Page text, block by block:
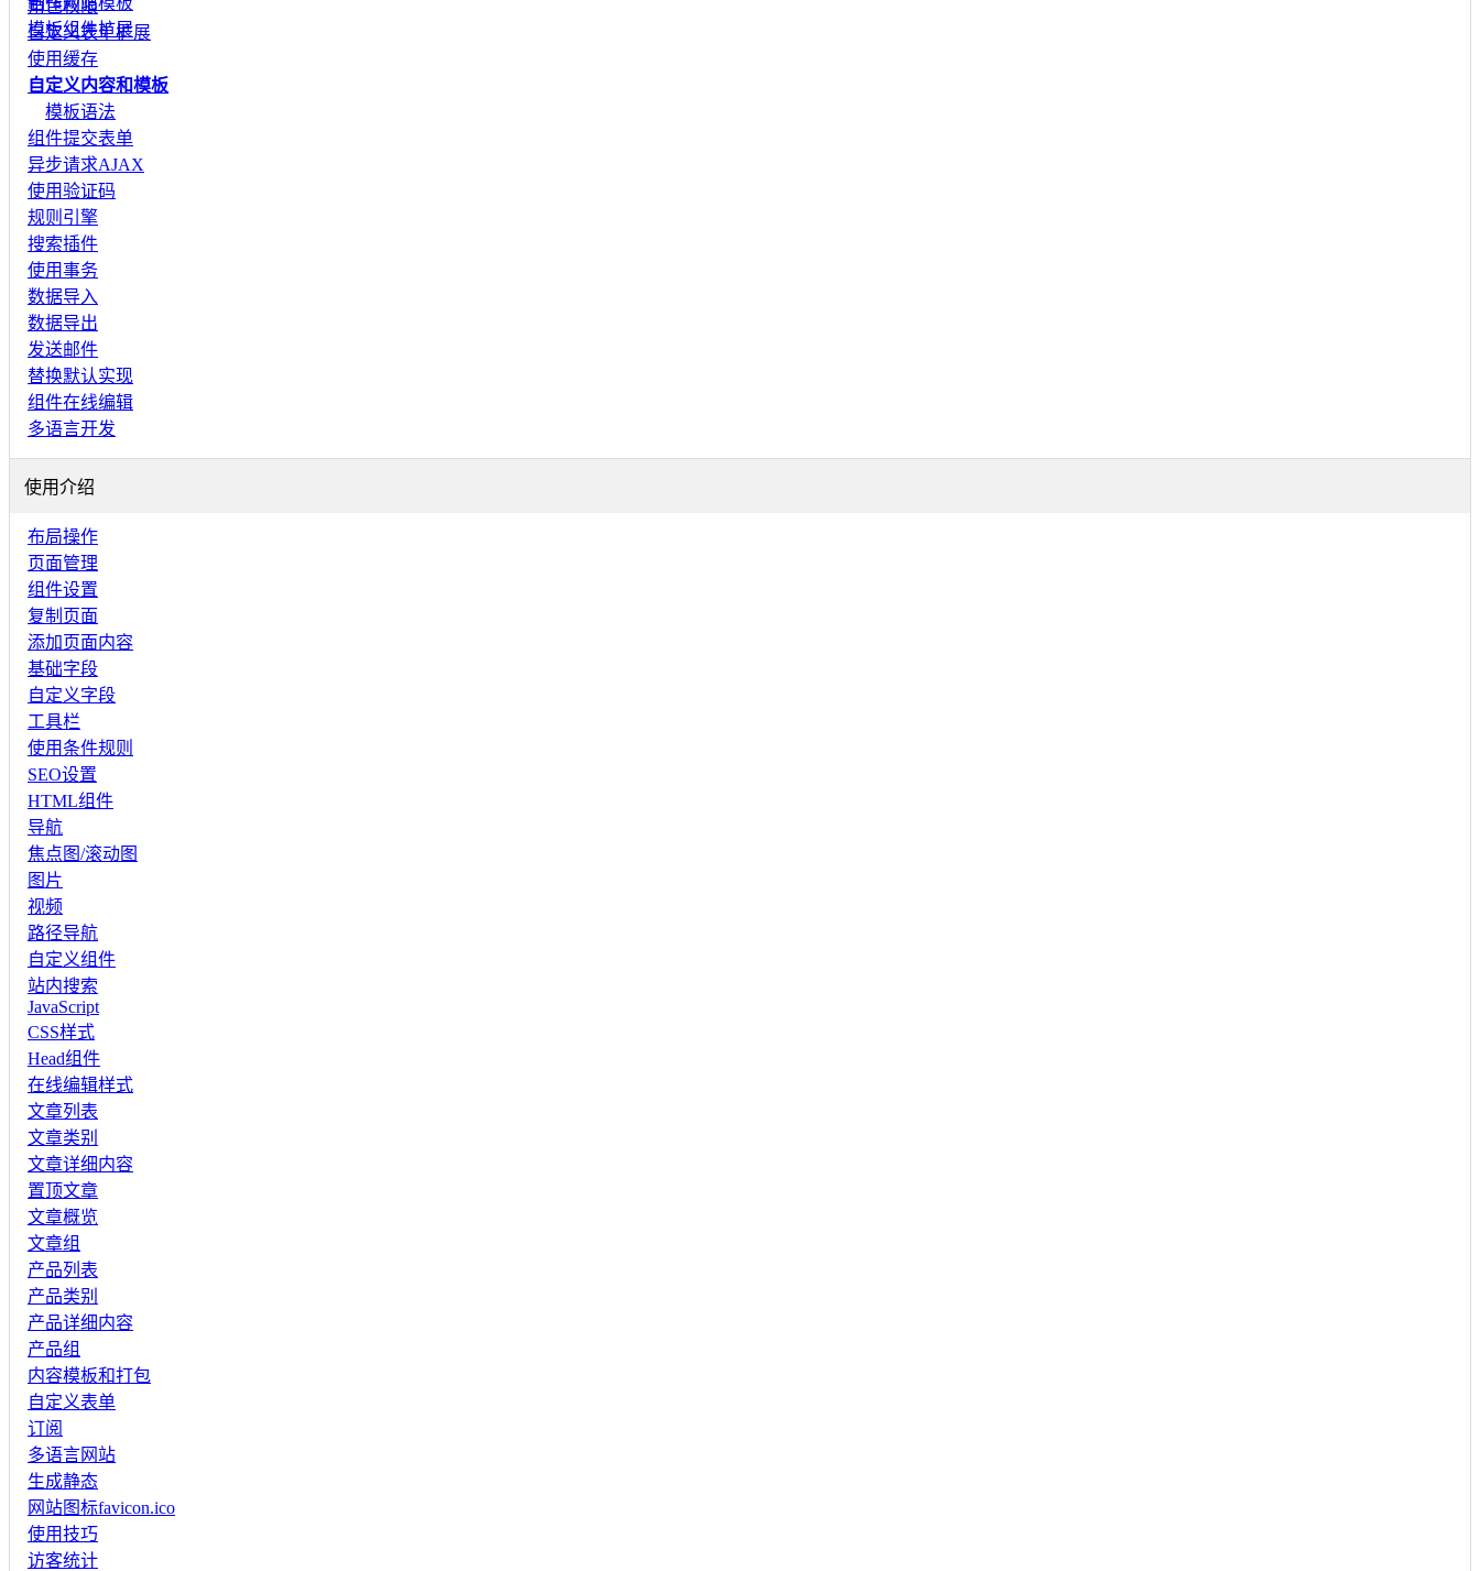
模板组件扩展
角色权限
自定义表单扩展
使用缓存
自定义内容和模板
模板语法
组件提交表单
异步请求AJAX
使用验证码
规则引擎
搜索插件
使用事务
数据导入
数据导出
发送邮件
替换默认实现
组件在线编辑
多语言开发
使用介绍
布局操作
页面管理
组件设置
复制页面
添加页面内容
基础字段
自定义字段
工具栏
使用条件规则
SEO设置
HTML组件
导航
焦点图/滚动图
图片
视频
路径导航
自定义组件
站内搜索
JavaScript
CSS样式
Head组件
在线编辑样式
文章列表
文章类别
文章详细内容
置顶文章
文章概览
文章组
产品列表
产品类别
产品详细内容
产品组
内容模板和打包
自定义表单
订阅
多语言网站
生成静态
网站图标favicon.ico
使用技巧
访客统计